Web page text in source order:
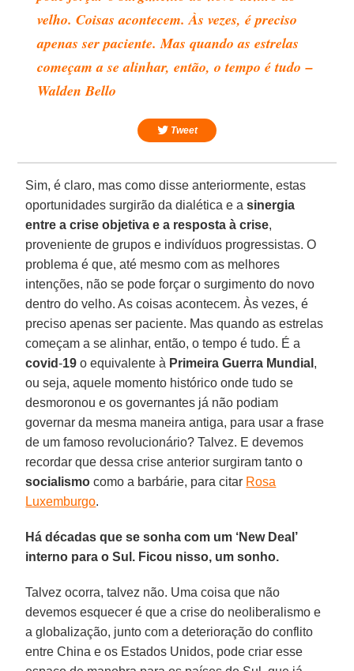
velho. Coisas acontecem. Às vezes, é preciso
apenas ser paciente. Mas quando as estrelas
começam a se alinhar, então, o tempo é tudo –
Walden Bello
Tweet
Sim, é claro, mas como disse anteriormente, estas
oportunidades surgirão da dialética e asinergia
entre a crise objetiva e a resposta à crise,
proveniente de grupos e indivíduos progressistas. O
problema é que, até mesmo com as melhores
intenções, não se pode forçar o surgimento do novo
dentro do velho. As coisas acontecem. Às vezes, é
preciso apenas ser paciente. Mas quando as estrelas
começam a se alinhar, então, o tempo é tudo. É a
covid-19 o equivalente à Primeira Guerra Mundial ,
ou seja, aquele momento histórico onde tudo se
desmoronou e os governantes já não podiam
governar da mesma maneira antiga, para usar a frase
de um famoso revolucionário? Talvez. E devemos
recordar que dessa crise anterior surgiram tanto o
socialismo como a barbárie, para citar Rosa
Luxemburgo.
Há décadas que se sonha com um ‘New Deal’
interno para o Sul. Ficou nisso, um sonho.
Talvez ocorra, talvez não. Uma coisa que não
devemos esquecer é que a crise do neoliberalismo e
a globalização, junto com a deterioração do conflito
entre China e os Estados Unidos, pode criar esse